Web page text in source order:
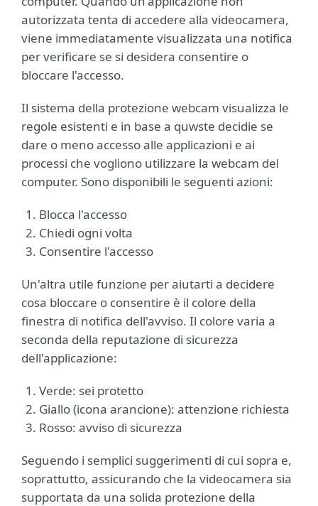
autorizzata tenta di accedere alla videocamera,
viene immediatamente visualizzata una notifica
per verificare se si desidera consentire o
bloccare l'accesso.
Il sistema della protezione webcam visualizza le
regole esistenti e in base a quwste decidie se
dare o meno accesso alle applicazioni e ai
processi che vogliono utilizzare la webcam del
computer. Sono disponibili le seguenti azioni:
Blocca l'accesso
Chiedi ogni volta
Consentire l'accesso
Un'altra utile funzione per aiutarti a decidere
cosa bloccare o consentire è il colore della
finestra di notifica dell'avviso. Il colore varia a
seconda della reputazione di sicurezza
dell'applicazione:
Verde: sei protetto
Giallo (icona arancione): attenzione richiesta
Rosso: avviso di sicurezza
Seguendo i semplici suggerimenti di cui sopra e,
soprattutto, assicurando che la videocamera sia
supportata da una solida protezione della